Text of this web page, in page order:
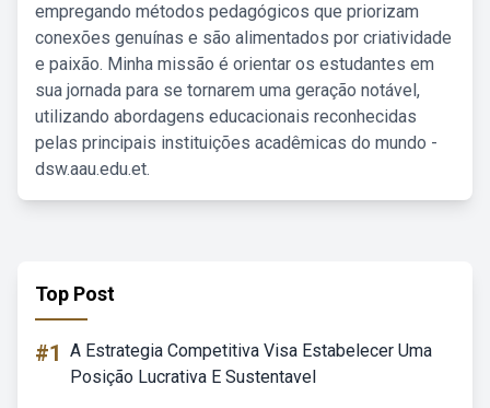
empregando métodos pedagógicos que priorizam
conexões genuínas e são alimentados por criatividade
e paixão. Minha missão é orientar os estudantes em
sua jornada para se tornarem uma geração notável,
utilizando abordagens educacionais reconhecidas
pelas principais instituições acadêmicas do mundo -
dsw.aau.edu.et.
Top Post
#1 A Estrategia Competitiva Visa Estabelecer Uma
Posição Lucrativa E Sustentavel